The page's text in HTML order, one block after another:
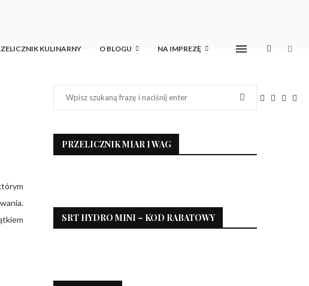
KULINARNY O BLOGU NA IMPREZĘ
PRZELICZNIK MIAR I WAG
SRT HYDRO MINI – KOD RABATOWY